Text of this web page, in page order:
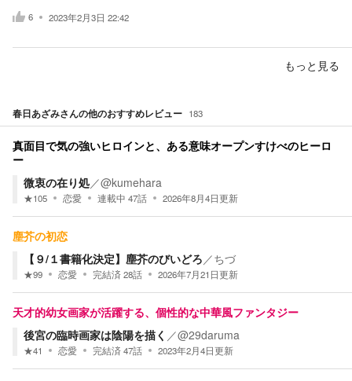
6 2023年2月3日 22:42
もっと見る
春日あざみさんの他のおすすめレビュー 183
真面目で気の強いヒロインと、ある意味オープンすけべのヒーロ
ー
微衷の在り処／@kumehara
★105 恋愛 連載中 47話 2026年8月4日更新
塵芥の初恋
【９/１書籍化決定】塵芥のびいどろ ／ちづ
★99 恋愛 完結済28話 2026年7月21日更新
天才的幼女画家が活躍する、個性的な中華風ファンタジー
後宮の臨時画家は陰陽を描く ／@29daruma
★41 恋愛 完結済47話 2023年2月4日更新